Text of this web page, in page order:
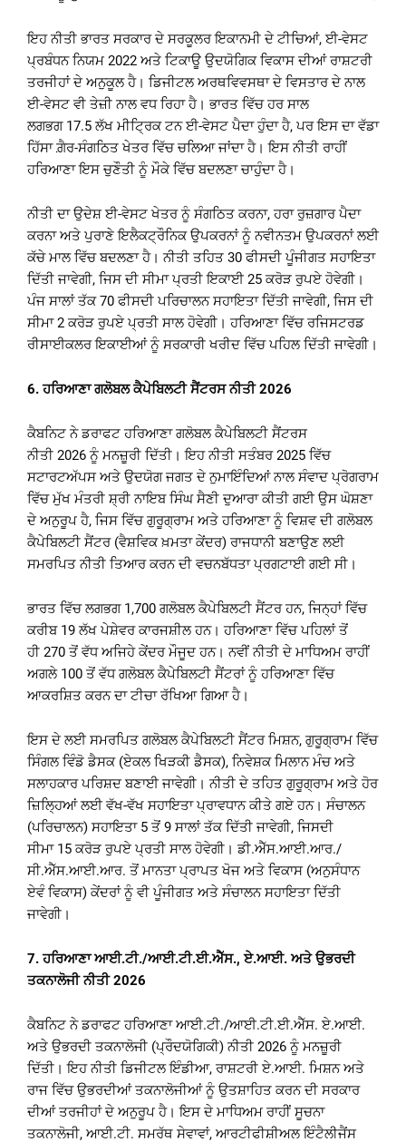
ਇਹ ਨੀਤੀ ਭਾਰਤ ਸਰਕਾਰ ਦੇ ਸਰਕੂਲਰ ਇਕਾਨਮੀ ਦੇ ਟੀਚਿਆਂ, ਈ-ਵੇਸਟ
ਪ੍ਰਬੰਧਨ ਨਿਯਮ 2022 ਅਤੇ ਟਿਕਾਊ ਉਦਯੋਗਿਕ ਵਿਕਾਸ ਦੀਆਂ ਰਾਸ਼ਟਰੀ
ਤਰਜੀਹਾਂ ਦੇ ਅਨੁਕੂਲ ਹੈ। ਡਿਜੀਟਲ ਅਰਥਵਿਵਸਥਾ ਦੇ ਵਿਸਤਾਰ ਦੇ ਨਾਲ
ਈ-ਵੇਸਟ ਵੀ ਤੇਜ਼ੀ ਨਾਲ ਵਧ ਰਿਹਾ ਹੈ। ਭਾਰਤ ਵਿੱਚ ਹਰ ਸਾਲ
ਲਗਭਗ 17.5 ਲੱਖ ਮੀਟ੍ਰਿਕ ਟਨ ਈ-ਵੇਸਟ ਪੈਦਾ ਹੁੰਦਾ ਹੈ, ਪਰ ਇਸ ਦਾ ਵੱਡਾ
ਹਿੱਸਾ ਗ਼ੈਰ-ਸੰਗਠਿਤ ਖੇਤਰ ਵਿੱਚ ਚਲਿਆ ਜਾਂਦਾ ਹੈ। ਇਸ ਨੀਤੀ ਰਾਹੀਂ
ਹਰਿਆਣਾ ਇਸ ਚੁਣੌਤੀ ਨੂੰ ਮੌਕੇ ਵਿੱਚ ਬਦਲਣਾ ਚਾਹੁੰਦਾ ਹੈ।
ਨੀਤੀ ਦਾ ਉਦੇਸ਼ ਈ-ਵੇਸਟ ਖੇਤਰ ਨੂੰ ਸੰਗਠਿਤ ਕਰਨਾ, ਹਰਾ ਰੁਜ਼ਗਾਰ ਪੈਦਾ
ਕਰਨਾ ਅਤੇ ਪੁਰਾਣੇ ਇਲੈਕਟ੍ਰੌਨਿਕ ਉਪਕਰਨਾਂ ਨੂੰ ਨਵੀਨਤਮ ਉਪਕਰਨਾਂ ਲਈ
ਕੱਚੇ ਮਾਲ ਵਿੱਚ ਬਦਲਣਾ ਹੈ। ਨੀਤੀ ਤਹਿਤ 30 ਫੀਸਦੀ ਪੂੰਜੀਗਤ ਸਹਾਇਤਾ
ਦਿੱਤੀ ਜਾਵੇਗੀ, ਜਿਸ ਦੀ ਸੀਮਾ ਪ੍ਰਤੀ ਇਕਾਈ 25 ਕਰੋੜ ਰੁਪਏ ਹੋਵੇਗੀ।
ਪੰਜ ਸਾਲਾਂ ਤੱਕ 70 ਫੀਸਦੀ ਪਰਿਚਾਲਨ ਸਹਾਇਤਾ ਦਿੱਤੀ ਜਾਵੇਗੀ, ਜਿਸ ਦੀ
ਸੀਮਾ 2 ਕਰੋੜ ਰੁਪਏ ਪ੍ਰਤੀ ਸਾਲ ਹੋਵੇਗੀ। ਹਰਿਆਣਾ ਵਿੱਚ ਰਜਿਸਟਰਡ
ਰੀਸਾਈਕਲਰ ਇਕਾਈਆਂ ਨੂੰ ਸਰਕਾਰੀ ਖਰੀਦ ਵਿੱਚ ਪਹਿਲ ਦਿੱਤੀ ਜਾਵੇਗੀ।
6.ਹਰਿਆਣਾ ਗਲੋਬਲ ਕੈਪੇਬਿਲਟੀ ਸੈਂਟਰਸ ਨੀਤੀ2026
ਕੈਬਨਿਟ ਨੇ ਡਰਾਫਟ ਹਰਿਆਣਾ ਗਲੋਬਲ ਕੈਪੇਬਿਲਟੀ ਸੈਂਟਰਸ
ਨੀਤੀ 2026 ਨੂੰ ਮਨਜ਼ੂਰੀ ਦਿੱਤੀ। ਇਹ ਨੀਤੀ ਸਤੰਬਰ 2025 ਵਿੱਚ
ਸਟਾਰਟਅੱਪਸ ਅਤੇ ਉਦਯੋਗ ਜਗਤ ਦੇ ਨੁਮਾਇੰਦਿਆਂ ਨਾਲ ਸੰਵਾਦ ਪ੍ਰੋਗਰਾਮ
ਵਿੱਚ ਮੁੱਖ ਮੰਤਰੀ ਸ਼੍ਰੀ ਨਾਇਬ ਸਿੰਘ ਸੈਣੀ ਦੁਆਰਾ ਕੀਤੀ ਗਈ ਉਸ ਘੋਸ਼ਣਾ
ਦੇ ਅਨੁਰੂਪ ਹੈ, ਜਿਸ ਵਿੱਚ ਗੁਰੂਗ੍ਰਾਮ ਅਤੇ ਹਰਿਆਣਾ ਨੂੰ ਵਿਸ਼ਵ ਦੀ ਗਲੋਬਲ
ਕੈਪੇਬਿਲਟੀ ਸੈਂਟਰ (ਵੈਸ਼ਵਿਕ ਖ਼ਮਤਾ ਕੇਂਦਰ) ਰਾਜਧਾਨੀ ਬਣਾਉਣ ਲਈ
ਸਮਰਪਿਤ ਨੀਤੀ ਤਿਆਰ ਕਰਨ ਦੀ ਵਚਨਬੱਧਤਾ ਪ੍ਰਗਟਾਈ ਗਈ ਸੀ।
ਭਾਰਤ ਵਿੱਚ ਲਗਭਗ 1,700 ਗਲੋਬਲ ਕੈਪੇਬਿਲਟੀ ਸੈਂਟਰ ਹਨ, ਜਿਨ੍ਹਾਂ ਵਿੱਚ
ਕਰੀਬ 19 ਲੱਖ ਪੇਸ਼ੇਵਰ ਕਾਰਜਸ਼ੀਲ ਹਨ। ਹਰਿਆਣਾ ਵਿੱਚ ਪਹਿਲਾਂ ਤੋਂ
ਹੀ 270 ਤੋਂ ਵੱਧ ਅਜਿਹੇ ਕੇਂਦਰ ਮੌਜੂਦ ਹਨ। ਨਵੀਂ ਨੀਤੀ ਦੇ ਮਾਧਿਅਮ ਰਾਹੀਂ
ਅਗਲੇ 100 ਤੋਂ ਵੱਧ ਗਲੋਬਲ ਕੈਪੇਬਿਲਟੀ ਸੈਂਟਰਾਂ ਨੂੰ ਹਰਿਆਣਾ ਵਿੱਚ
ਆਕਰਸ਼ਿਤ ਕਰਨ ਦਾ ਟੀਚਾ ਰੱਖਿਆ ਗਿਆ ਹੈ।
ਇਸ ਦੇ ਲਈ ਸਮਰਪਿਤ ਗਲੋਬਲ ਕੈਪੇਬਿਲਟੀ ਸੈਂਟਰ ਮਿਸ਼ਨ, ਗੁਰੂਗ੍ਰਾਮ ਵਿੱਚ
ਸਿੰਗਲ ਵਿੰਡੋ ਡੈਸਕ (ਏਕਲ ਖਿੜਕੀ ਡੈਸਕ), ਨਿਵੇਸ਼ਕ ਮਿਲਾਨ ਮੰਚ ਅਤੇ
ਸਲਾਹਕਾਰ ਪਰਿਸ਼ਦ ਬਣਾਈ ਜਾਵੇਗੀ। ਨੀਤੀ ਦੇ ਤਹਿਤ ਗੁਰੂਗ੍ਰਾਮ ਅਤੇ ਹੋਰ
ਜ਼ਿਲ੍ਹਿਆਂ ਲਈ ਵੱਖ-ਵੱਖ ਸਹਾਇਤਾ ਪ੍ਰਾਵਧਾਨ ਕੀਤੇ ਗਏ ਹਨ। ਸੰਚਾਲਨ
(ਪਰਿਚਾਲਨ) ਸਹਾਇਤਾ 5 ਤੋਂ 9 ਸਾਲਾਂ ਤੱਕ ਦਿੱਤੀ ਜਾਵੇਗੀ, ਜਿਸਦੀ
ਸੀਮਾ 15 ਕਰੋੜ ਰੁਪਏ ਪ੍ਰਤੀ ਸਾਲ ਹੋਵੇਗੀ। ਡੀ.ਐੱਸ.ਆਈ.ਆਰ./
ਸੀ.ਐੱਸ.ਆਈ.ਆਰ. ਤੋਂ ਮਾਨਤਾ ਪ੍ਰਾਪਤ ਖੋਜ ਅਤੇ ਵਿਕਾਸ (ਅਨੁਸੰਧਾਨ
ਏਵੰ ਵਿਕਾਸ) ਕੇਂਦਰਾਂ ਨੂੰ ਵੀ ਪੂੰਜੀਗਤ ਅਤੇ ਸੰਚਾਲਨ ਸਹਾਇਤਾ ਦਿੱਤੀ
ਜਾਵੇਗੀ।
7.ਹਰਿਆਣਾ ਆਈ.ਟੀ./ਆਈ.ਟੀ.ਈ.ਐੱਸ.,ਏ.ਆਈ. ਅਤੇ ਉਭਰਦੀ
ਤਕਨਾਲੋਜੀ ਨੀਤੀ2026
ਕੈਬਨਿਟ ਨੇ ਡਰਾਫਟ ਹਰਿਆਣਾ ਆਈ.ਟੀ./ਆਈ.ਟੀ.ਈ.ਐੱਸ. ਏ.ਆਈ.
ਅਤੇ ਉਭਰਦੀ ਤਕਨਾਲੋਜੀ (ਪ੍ਰੌਦਯੋਗਿਕੀ) ਨੀਤੀ 2026 ਨੂੰ ਮਨਜ਼ੂਰੀ
ਦਿੱਤੀ। ਇਹ ਨੀਤੀ ਡਿਜੀਟਲ ਇੰਡੀਆ, ਰਾਸ਼ਟਰੀ ਏ.ਆਈ. ਮਿਸ਼ਨ ਅਤੇ
ਰਾਜ ਵਿੱਚ ਉਭਰਦੀਆਂ ਤਕਨਾਲੋਜੀਆਂ ਨੂੰ ਉਤਸ਼ਾਹਿਤ ਕਰਨ ਦੀ ਸਰਕਾਰ
ਦੀਆਂ ਤਰਜੀਹਾਂ ਦੇ ਅਨੁਰੂਪ ਹੈ। ਇਸ ਦੇ ਮਾਧਿਅਮ ਰਾਹੀਂ ਸੂਚਨਾ
ਤਕਨਾਲੋਜੀ, ਆਈ.ਟੀ. ਸਮਰੱਥ ਸੇਵਾਵਾਂ, ਆਰਟੀਫੀਸ਼ੀਅਲ ਇੰਟੈਲੀਜੈਂਸ